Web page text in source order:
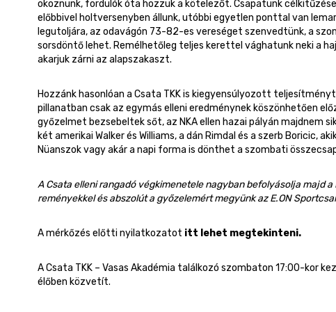
okoznunk, fordulók óta hozzuk a kötelezőt. Csapatunk
előbbivel holtversenyben állunk, utóbbi egyetlen ponttal van
legutoljára, az odavágón 73-82-es vereséget szenvedtünk, a
sorsdöntő lehet. Remélhetőleg teljes kerettel vághatunk neki a
akarjuk zárni az alapszakaszt.
Hozzánk hasonlóan a Csata TKK is kiegyensúlyozott
pillanatban csak az egymás elleni eredménynek köszönhetően
győzelmet bezsebeltek sőt, az NKA ellen hazai pályán majdnem
két amerikai Walker és Williams, a dán Rimdal és a szerb Boricic,
Nüanszok vagy akár a napi forma is dönthet a szombati
A Csata elleni rangadó végkimenetele nagyban befolyásolja majd
reményekkel és abszolút a győzelemért megyünk az E.ON
A mérkőzés előtti nyilatkozatot itt lehet megtekinteni.
A Csata TKK – Vasas Akadémia találkozó szombaton 17:00-kor
élőben közvetít.